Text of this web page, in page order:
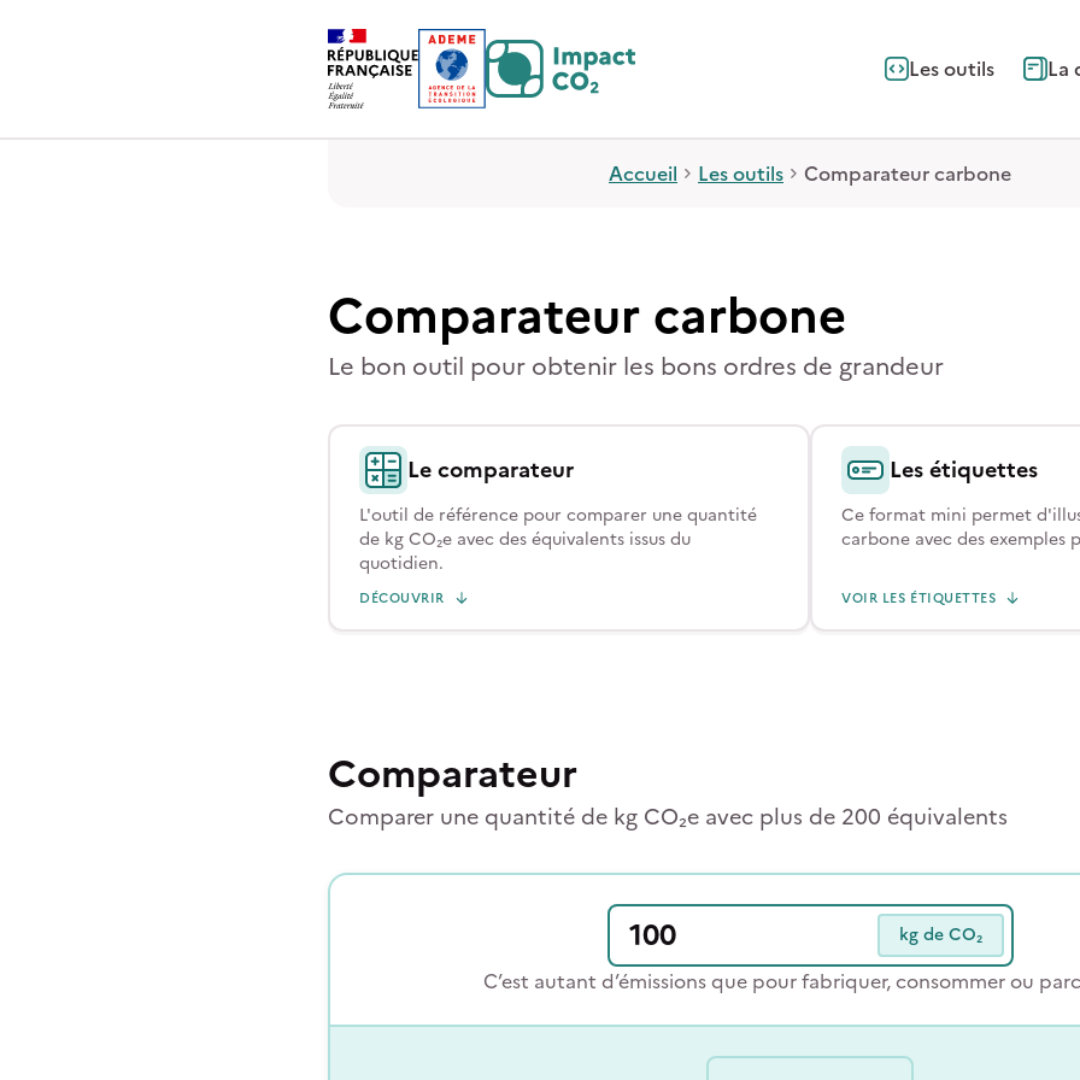
Les outils
La
Accueil Les outils Comparateur carbone
Comparateur carbone
Le bon outil pour obtenir les bons ordres de grandeur
Le comparateur
L'outil de référence pour comparer une quantité
de kg CO₂e avec des équivalents issus du
quotidien.
DÉCOUVRIR
Les étiquettes
Ce format mini permet
carbone avec des exemples
VOIR LES ÉTIQUETTES
Comparateur
Comparer une quantité de kg CO₂e avec plus de 200 équivalents
kg de CO₂
C’est autant d’émissions que pour fabriquer, consommer ou